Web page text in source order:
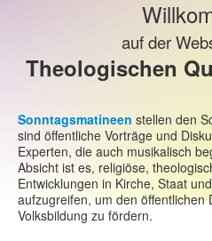
Kontakt
Archiv
Impressum
auf der
Theologischen
Sonntagsmatineen stellen den
sind öffentliche Vorträge und
Experten, die auch musikalisch
Absicht ist es, religiöse,
Entwicklungen in Kirche, Staat
aufzugreifen, um den öffentlichen
Volksbildung zu fördern.